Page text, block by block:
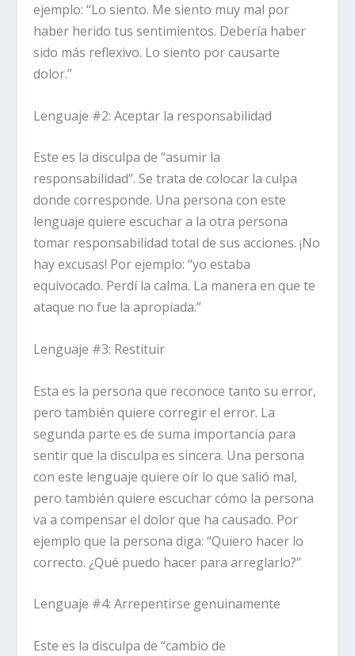
ejemplo: “Lo siento. Me siento muy mal por
haber herido tus sentimientos. Debería haber
sido más reflexivo. Lo siento por causarte
dolor.”
Lenguaje #2: Aceptar la responsabilidad
Este es la disculpa de “asumir la
responsabilidad”. Se trata de colocar la culpa
donde corresponde. Una persona con este
lenguaje quiere escuchar a la otra persona
tomar responsabilidad total de sus acciones. ¡No
hay excusas! Por ejemplo: “yo estaba
equivocado. Perdí la calma. La manera en que te
ataque no fue la apropiada.”
Lenguaje #3: Restituir
Esta es la persona que reconoce tanto su error,
pero también quiere corregir el error. La
segunda parte es de suma importancia para
sentir que la disculpa es sincera. Una persona
con este lenguaje quiere oír lo que salió mal,
pero también quiere escuchar cómo la persona
va a compensar el dolor que ha causado. Por
ejemplo que la persona diga: “Quiero hacer lo
correcto. ¿Qué puedo hacer para arreglarlo?”
Lenguaje #4: Arrepentirse genuinamente
Este es la disculpa de “cambio de